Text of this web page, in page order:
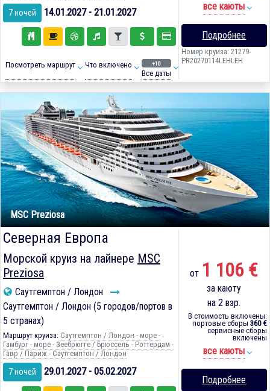
7 ночей 14.01.2027 - 21.01.2027
Посмотреть маршрут Что включено +10
Все даты
все каюты
Подробнее
Номер круиза: 21279-
PR20270114LEHLEH
MSC Preziosa
Северная Европа
Морской круиз на лайнере MSC
Preziosa
Саутгемптон / Лондон
Саутгемптон / Лондон (5 городов/портов в
5 странах)
Маршрут круиза: Саутгемптон / Лондон - море -
Гамбург - море - Зеебрюгге / Брюссель - Роттердам -
Гавр / Париж - Саутгемптон / Лондон
7 ночей 29.01.2027 - 05.02.2027
от 1 106 €
за каюту
на 2 взр.
В стоимость включены:
портовые сборы 360 €
сервисные сборы
включены
все каюты
Подробнее